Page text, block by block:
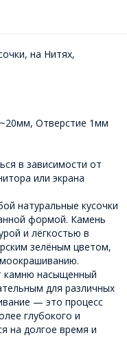
на Нитях,
Отверстие 1мм
в зависимости от
или экрана
натуральные кусочки
формой. Камень
и лёгкостью в
зелёным цветом,
камню насыщенный
для различных
— это процесс
глубокого и
на долгое время и